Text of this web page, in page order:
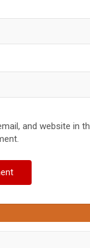
and website in